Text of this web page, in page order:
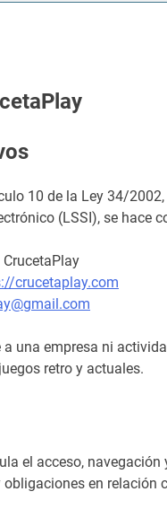
10 de la Ley 34/
(LSSI), se hace
crucetaplay.com
a una empresa ni
retro y actuales.
el acceso,
en relación